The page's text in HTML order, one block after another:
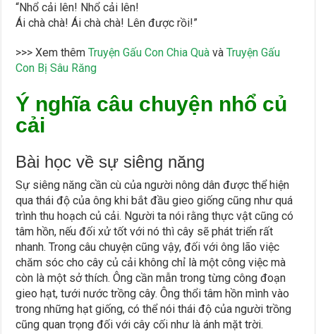
“Nhổ cải lên! Nhổ cải lên!
Ái chà chà! Ái chà chà! Lên được rồi!”
>>> Xem thêmTruyện Gấu Con Chia Quà vàTruyện Gấu
Con Bị Sâu Răng
Ý nghĩa câu chuyện nhổ củ
cải
Bài học về sự siêng năng
Sự siêng năng cần cù của người nông dân được thể hiện
qua thái độ của ông khi bắt đầu gieo giống cũng như quá
trình thu hoạch củ cải. Người ta nói rằng thực vật cũng có
tâm hồn, nếu đối xử tốt với nó thì cây sẽ phát triển rất
nhanh. Trong câu chuyện cũng vậy, đối với ông lão việc
chăm sóc cho cây củ cải không chỉ là một công việc mà
còn là một sở thích. Ông cần mẫn trong từng công đoạn
gieo hạt, tưới nước trồng cây. Ông thổi tâm hồn mình vào
trong những hạt giống, có thể nói thái độ của người trồng
cũng quan trọng đối với cây cối như là ánh mặt trời.